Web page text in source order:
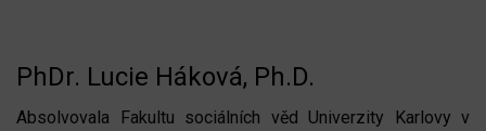
PhDr. Lucie Háková, Ph.D.
Absolvovala Fakultu sociálních věd Univerzity Karlovy v